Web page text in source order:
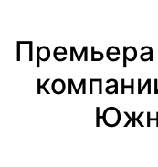
Премьера